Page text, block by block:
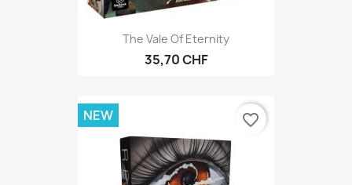
The Vale Of Eternity
35,70 CHF
NEW favorite_border